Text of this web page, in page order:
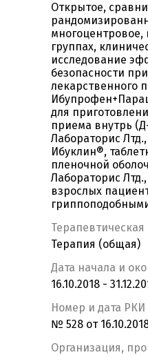
Открытое,
группах,
исследование
безопасности
лекарственного
для
приема внутрь
Лабораторис
Ибуклин®,
пленочной
Лабораторис
взрослых
Терапевтическая
Терапия (общая)
Дата начала и
16.10.2018 -
Номер и дата РКИ
№ 528 от
Организация,